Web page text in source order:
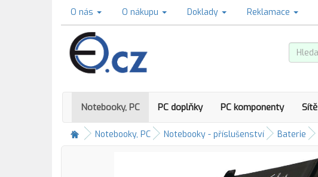
O nás O nákupu Doklady Reklamace
Notebooky, PC PC doplňky PC komponenty Sítě
Notebooky, PC Notebooky - příslušenství Baterie